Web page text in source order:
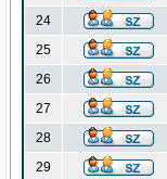
24
25
26
27
28
29